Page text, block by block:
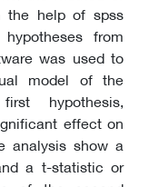
the help of spss
from
was used to
model of the
hypothesis,
effect on
analysis show a
a t-statistic or